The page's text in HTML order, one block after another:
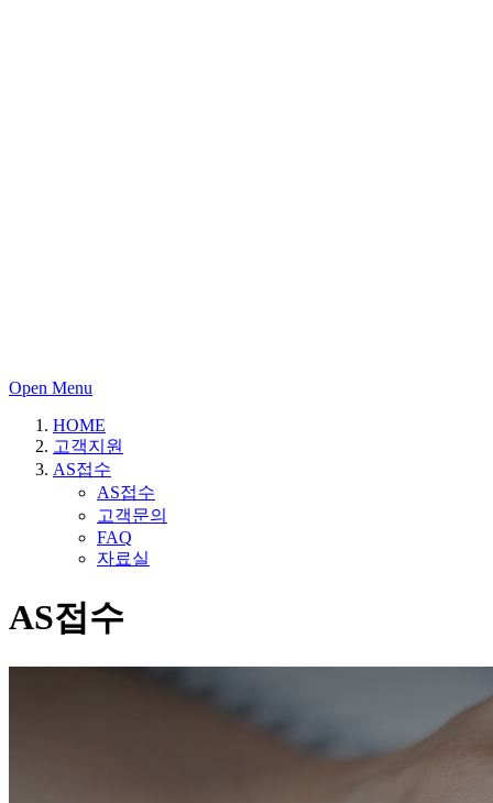
Open Menu
HOME
고객지원
AS접수
AS접수
고객문의
FAQ
자료실
AS접수